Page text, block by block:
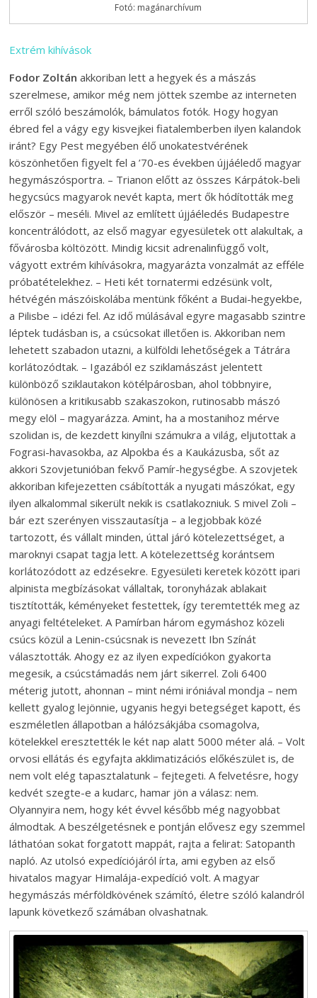
Fotó: magánarchívum
Extrém kihívások
Fodor Zoltán akkoriban lett a hegyek és a mászás
szerelmese, amikor még nem jöttek szembe az interneten
erről szóló beszámolók, bámulatos fotók. Hogy hogyan
ébred fel a vágy egy kisvejkei fiatalemberben ilyen kalandok
iránt? Egy Pest megyében élő unokatestvérének
köszönhetően figyelt fel a ’70-es években újjáéledő magyar
hegymászósportra. – Trianon előtt az összes Kárpátok-beli
hegycsúcs magyarok nevét kapta, mert ők hódították meg
először – meséli. Mivel az említett újjáéledés Budapestre
koncentrálódott, az első magyar egyesületek ott alakultak, a
fővárosba költözött. Mindig kicsit adrenalinfüggő volt,
vágyott extrém kihívásokra, magyarázta vonzalmát az efféle
próbatételekhez. – Heti két tornatermi edzésünk volt,
hétvégén mászóiskolába mentünk főként a Budai-hegyekbe,
a Pilisbe – idézi fel. Az idő múlásával egyre magasabb szintre
léptek tudásban is, a csúcsokat illetően is. Akkoriban nem
lehetett szabadon utazni, a külföldi lehetőségek a Tátrára
korlátozódtak. – Igazából ez sziklamászást jelentett
különböző sziklautakon kötélpárosban, ahol többnyire,
különösen a kritikusabb szakaszokon, rutinosabb mászó
megy elöl – magyarázza. Amint, ha a mostanihoz mérve
szolidan is, de kezdett kinyílni számukra a világ, eljutottak a
Fograsi-havasokba, az Alpokba és a Kaukázusba, sőt az
akkori Szovjetunióban fekvő Pamír-hegységbe. A szovjetek
akkoriban kifejezetten csábították a nyugati mászókat, egy
ilyen alkalommal sikerült nekik is csatlakozniuk. S mivel Zoli –
bár ezt szerényen visszautasítja – a legjobbak közé
tartozott, és vállalt minden, úttal járó kötelezettséget, a
maroknyi csapat tagja lett. A kötelezettség korántsem
korlátozódott az edzésekre. Egyesületi keretek között ipari
alpinista megbízásokat vállaltak, toronyházak ablakait
tisztították, kéményeket festettek, így teremtették meg az
anyagi feltételeket. A Pamírban három egymáshoz közeli
csúcs közül a Lenin-csúcsnak is nevezett Ibn Színát
választották. Ahogy ez az ilyen expedíciókon gyakorta
megesik, a csúcstámadás nem járt sikerrel. Zoli 6400
méterig jutott, ahonnan – mint némi iróniával mondja – nem
kellett gyalog lejönnie, ugyanis hegyi betegséget kapott, és
eszméletlen állapotban a hálózsákjába csomagolva,
kötelekkel eresztették le két nap alatt 5000 méter alá. – Volt
orvosi ellátás és egyfajta akkli­matizációs előkészület is, de
nem volt elég tapasztalatunk – fejtegeti. A felvetésre, hogy
kedvét szegte-e a kudarc, hamar jön a válasz: nem.
Olyannyira nem, hogy két évvel később még nagyobbat
álmodtak. A beszélgetésnek e pontján elővesz egy szemmel
láthatóan sokat forgatott mappát, rajta a felirat: Satopanth
napló. Az utolsó expedíciójáról írta, ami egyben az első
hivatalos magyar Himalája-expedíció volt. A magyar
hegymászás mérföldkövének számító, életre szóló kalandról
lapunk következő számában olvashatnak.